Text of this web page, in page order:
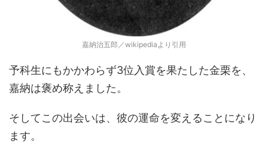
嘉納治五郎／wikipediaより引用
予科生にもかかわらず3位入賞を果たした金栗を、
嘉納は褒め称えました。
そしてこの出会いは、彼の運命を変えることになり
ます。